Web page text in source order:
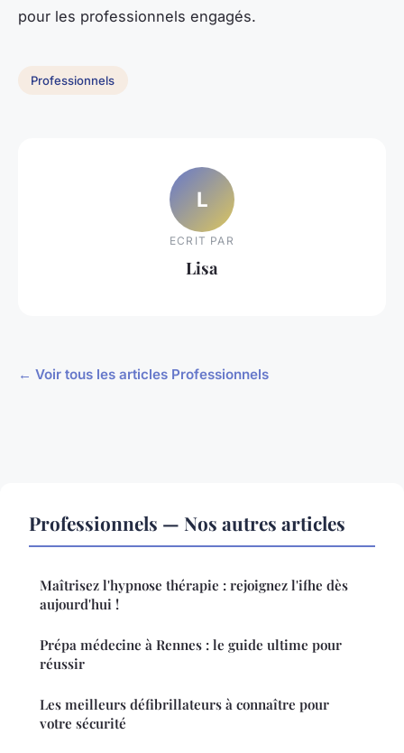
pour les professionnels engagés.
Professionnels
L
ECRIT PAR
Lisa
← Voir tous les articles Professionnels
Professionnels — Nos autres articles
Maîtrisez l'hypnose thérapie : rejoignez l'ifhe dès
aujourd'hui !
Prépa médecine à Rennes : le guide ultime pour
réussir
Les meilleurs défibrillateurs à connaître pour
votre sécurité